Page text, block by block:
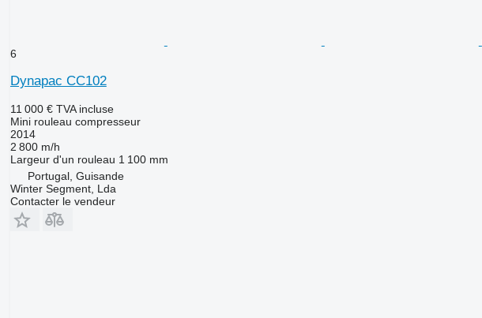
6
Dynapac CC102
11 000 € TVA incluse
Mini rouleau compresseur
2014
2 800 m/h
Largeur d'un rouleau 1 100 mm
Portugal, Guisande
Winter Segment, Lda
Contacter le vendeur